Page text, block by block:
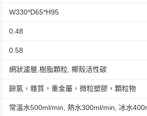
W330*D65*H95
0.48
0.58
網狀濾層,樹脂顆粒, 椰殼活性碳
餘氯，雜質，重金屬，微粒塑膠，顆粒物
常溫水500ml/min, 熱水300ml/min, 冰水